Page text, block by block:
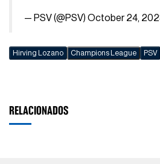
— PSV (@PSV)October 24,
Hirving Lozano Champions League PSV
RELACIONADOS